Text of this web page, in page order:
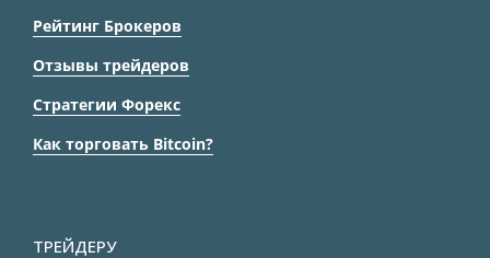
Рейтинг Брокеров
Отзывы трейдеров
Стратегии Форекс
Как торговать Bitcoin?
ТРЕЙДЕРУ